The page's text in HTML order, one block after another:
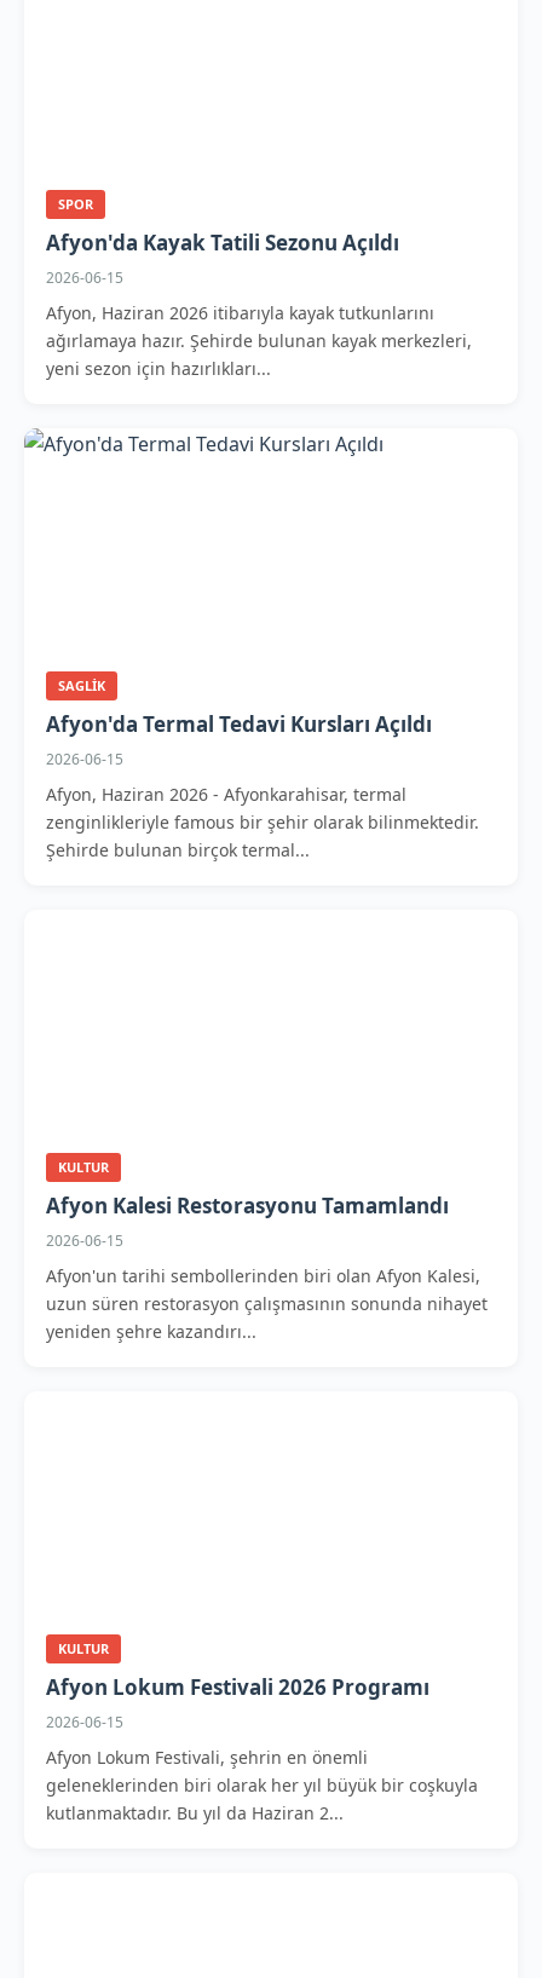
SPOR
Afyon'da Kayak Tatili Sezonu Açıldı
2026-06-15
Afyon, Haziran 2026 itibarıyla kayak tutkunlarını
ağırlamaya hazır. Şehirde bulunan kayak merkezleri,
yeni sezon için hazırlıkları...
SAGLIK
Afyon'da Termal Tedavi Kursları Açıldı
2026-06-15
Afyon, Haziran 2026 - Afyonkarahisar, termal
zenginlikleriyle famous bir şehir olarak bilinmektedir.
Şehirde bulunan birçok termal...
KULTUR
Afyon Kalesi Restorasyonu Tamamlandı
2026-06-15
Afyon'un tarihi sembollerinden biri olan Afyon Kalesi,
uzun süren restorasyon çalışmasının sonunda nihayet
yeniden şehre kazandırı...
KULTUR
Afyon Lokum Festivali 2026 Programı
2026-06-15
Afyon Lokum Festivali, şehrin en önemli
geleneklerinden biri olarak her yıl büyük bir coşkuyla
kutlanmaktadır. Bu yıl da Haziran 2...